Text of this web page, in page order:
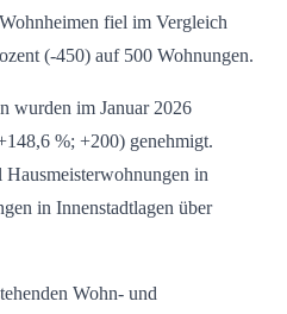
fiel im Vergleich
(-450) auf 500 Wohnungen.
wurden im Januar 2026
%; +200) genehmigt.
in
in Innenstadtlagen über
Wohn- und